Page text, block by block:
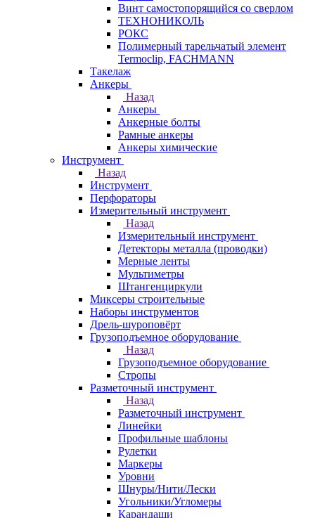
Винт самостопорящийся со сверлом
ТЕХНОНИКОЛЬ
РОКС
Полимерный тарельчатый элемент
Termoclip, FACHMANN
Такелаж
Анкеры
Назад
Анкеры
Анкерные болты
Рамные анкеры
Анкеры химические
Инструмент
Назад
Инструмент
Перфораторы
Измерительный инструмент
Назад
Измерительный инструмент
Детекторы металла (проводки)
Мерные ленты
Мультиметры
Штангенциркули
Миксеры строительные
Наборы инструментов
Дрель-шуроповёрт
Грузоподъемное оборудование
Назад
Грузоподъемное оборудование
Стропы
Разметочный инструмент
Назад
Разметочный инструмент
Линейки
Профильные шаблоны
Рулетки
Маркеры
Уровни
Шнуры/Нити/Лески
Угольники/Угломеры
Карандаши